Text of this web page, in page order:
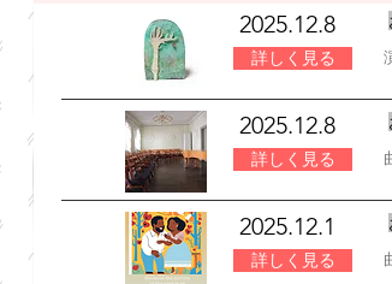
2025.12.8
詳しく見る
2025.12.8
詳しく見る
2025.12.1
詳しく見る